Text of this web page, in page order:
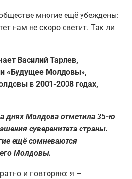
многие ещё убеждены:
нам не скоро светит. Так ли
Василий Тарлев,
«Будущее Молдовы»,
в 2001-2008 годах,
днях Молдова отметила 35-ю
суверенитета страны.
ещё сомневаются
Молдовы.
и повторяю: я –